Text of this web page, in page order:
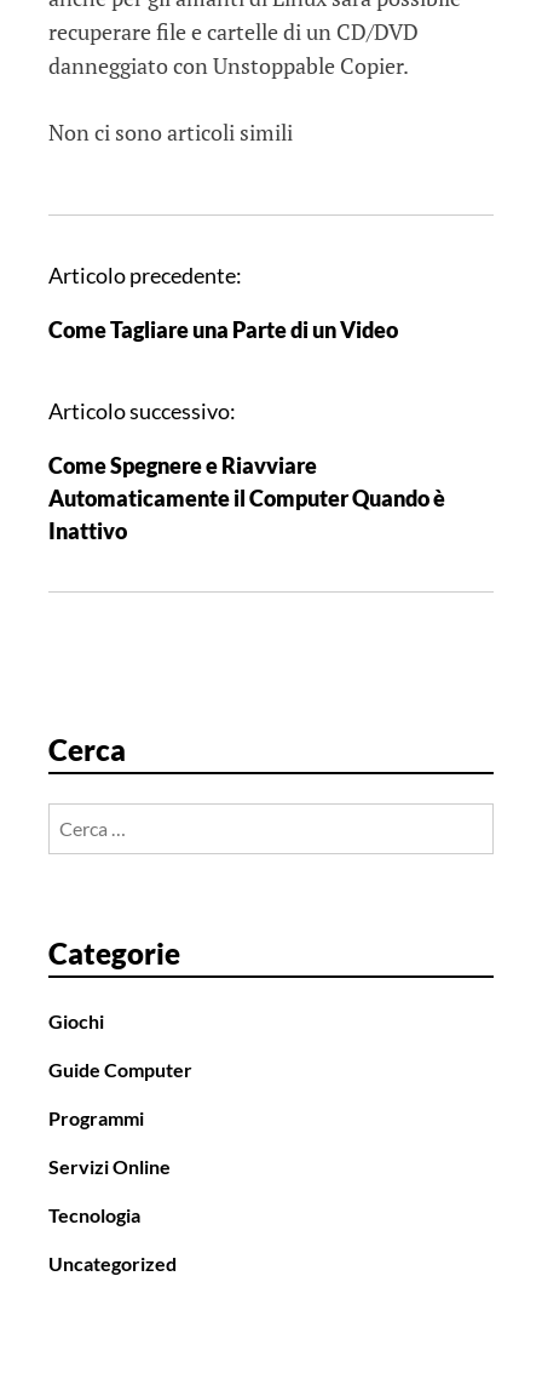
recuperare file e cartelle di un CD/DVD
danneggiato con Unstoppable Copier.
Non ci sono articoli simili
N
v
g
z
i
o
e
c
o
o
Articolo precedente:
Come Tagliare una Parte di un Video
Articolo successivo:
Come Spegnere e Riavviare
Automaticamente il Computer Quando è
Inattivo
Cerca
Categorie
Giochi
Guide Computer
Programmi
Servizi Online
Tecnologia
Uncategorized